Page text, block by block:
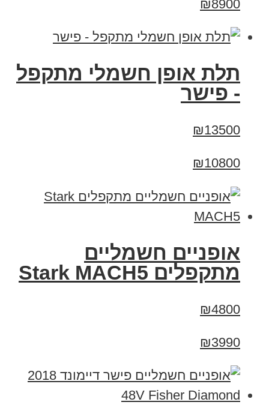
₪8900
תלת אופן חשמלי מתקפל
- פישר
₪13500
₪10800
‏אופניים חשמליים
‏מתקפלים Stark MACH5
₪4800
₪3990